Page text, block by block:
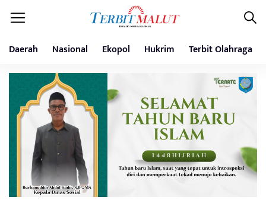
Daerah Nasional Ekopol Hukrim Terbit Olahraga